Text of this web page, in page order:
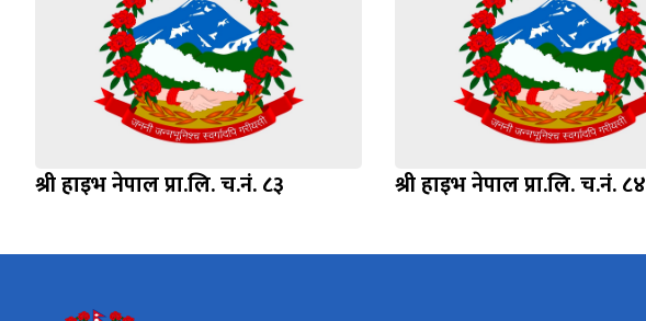
श्री हाइभ नेपाल प्रा.लि. च.नं. ८३ श्री हाइभ नेपाल प्रा.लि. च.नं. ८४